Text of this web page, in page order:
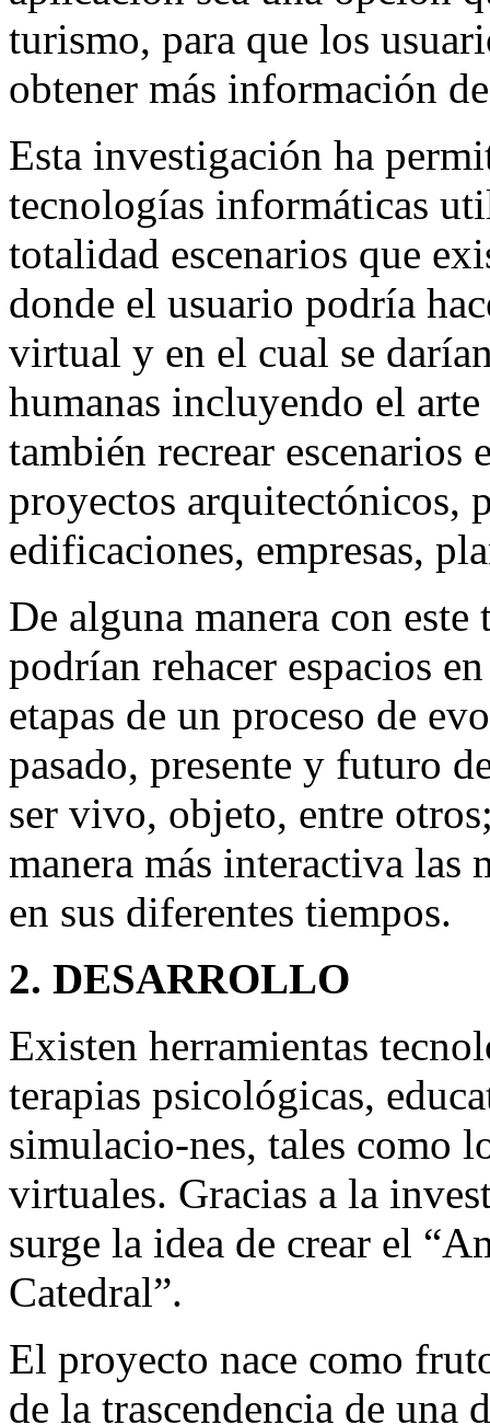
turismo, para que los
obtener más información
Esta investigación ha
tecnologías informáticas
totalidad escenarios que
donde el usuario podría
virtual y en el cual se
humanas incluyendo el
también recrear escenarios
proyectos arquitectónicos,
edificaciones, empresas,
De alguna manera con
podrían rehacer espacios
etapas de un proceso de
pasado, presente y futuro
ser vivo, objeto, entre
manera más interactiva las
en sus diferentes tiempos.
2. DESARROLLO
Existen herramientas
terapias psicológicas,
simulacio-nes, tales como
virtuales. Gracias a la
surge la idea de crear el
Catedral”.
El proyecto nace como
de la trascendencia de una